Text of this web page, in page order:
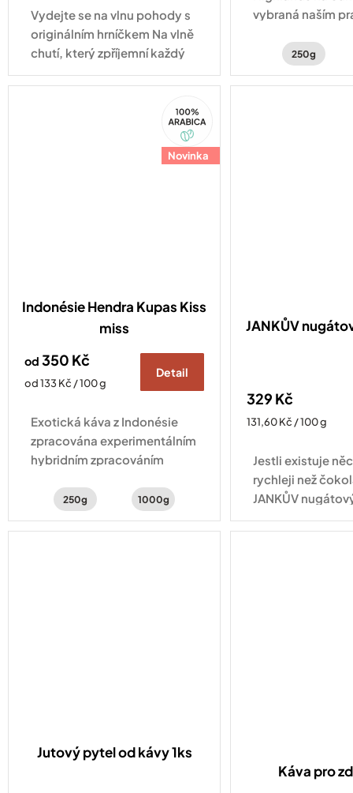
Vydejte se na vlnu pohody s
originálním hrníčkem Na vlně
chutí, který zpříjemní každý
okamžik s vaším oblíbeným
nápojem.
vybraná naším
250g
Novinka
Arabica
Indonésie Hendra Kupas Kiss
miss
od 350 Kč
Měrná
od 133 Kč / 100 g
Detail
Exotická káva z Indonésie
zpracována experimentálním
hybridním zpracováním
kávy s chutí šťavnatého kiwi,
250g 1000g
JANKŮV
329 Kč
Měrná
131,60 Kč / 100 g
Jestli existuje
rychleji než
JANKŮV
skleničce na vás
tříbarevný
Jutový pytel od kávy 1ks
Káva pro